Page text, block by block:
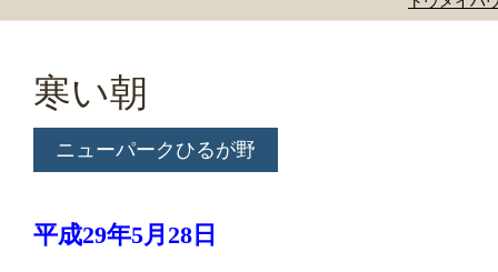
寒い朝
ニューパークひるが野
平成29年5月28日